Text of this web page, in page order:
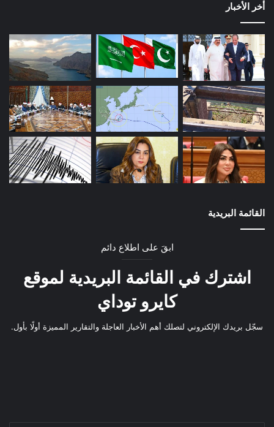
أخر الأخبار
القائمة البريدية
ابقَ على اطلاع دائم
اشترك في القائمة البريدية لموقع
كايرو توداي
سجّل بريدك الإلكتروني لتصلك أهم الأخبار العاجلة والتقارير المميزة أولًا بأول.